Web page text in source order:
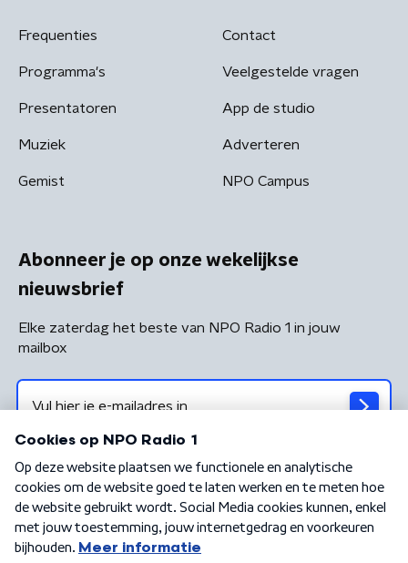
Frequenties
Programma's
Presentatoren
Muziek
Gemist
Contact
Veelgestelde vragen
App de studio
Adverteren
NPO Campus
Abonneer je op onze wekelijkse
nieuwsbrief
Elke zaterdag het beste van NPO Radio 1 in jouw
mailbox
Algemene voorwaarden